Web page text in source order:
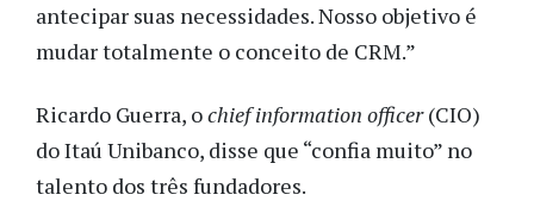
antecipar suas necessidades. Nosso objetivo é
mudar totalmente o conceito de CRM.”
Ricardo Guerra, ochief information officer(CIO)
do Itaú Unibanco, disse que “confia muito” no
talento dos três fundadores.